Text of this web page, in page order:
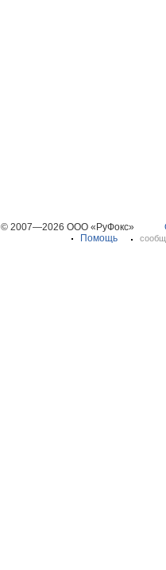
© 2007—2026 ООО «РуФокс»
Помощь